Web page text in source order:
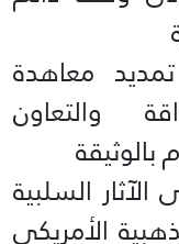
معاهدة
والتعاون
بالوثيقة
السلبية
الأمريكي